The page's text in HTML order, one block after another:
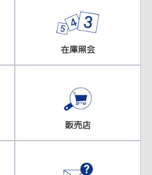
在庫照会
販売店